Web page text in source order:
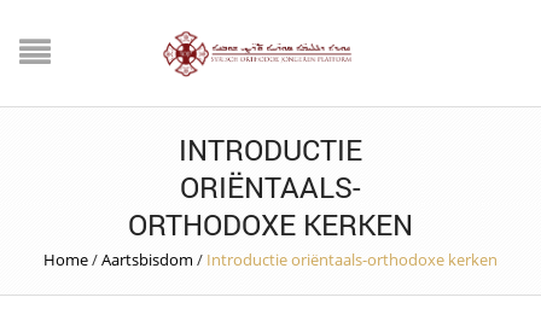
INTRODUCTIE
ORIËNTAALS-
ORTHODOXE KERKEN
Home/Aartsbisdom / Introductie oriëntaals-orthodoxe kerken